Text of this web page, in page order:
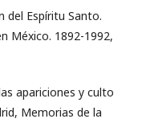
del Espíritu Santo.
México. 1892-1992,
apariciones y culto
Memorias de la